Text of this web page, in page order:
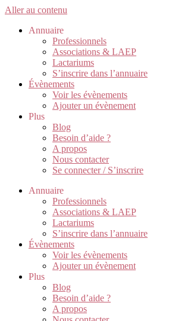
Aller au contenu
Annuaire
Professionnels
Associations & LAEP
Lactariums
S’inscrire dans l’annuaire
Évènements
Voir les évènements
Ajouter un évènement
Plus
Blog
Besoin d’aide ?
A propos
Nous contacter
Se connecter / S’inscrire
Annuaire
Professionnels
Associations & LAEP
Lactariums
S’inscrire dans l’annuaire
Évènements
Voir les évènements
Ajouter un évènement
Plus
Blog
Besoin d’aide ?
A propos